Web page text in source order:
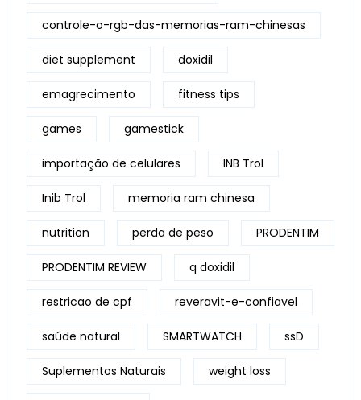
controle-o-rgb-das-memorias-ram-chinesas
diet supplement doxidil
emagrecimento fitness tips
games gamestick
importação de celulares INB Trol
Inib Trol memoria ram chinesa
nutrition perda de peso PRODENTIM
PRODENTIM REVIEW q doxidil
restricao de cpf reveravit-e-confiavel
saúde natural SMARTWATCH ssD
Suplementos Naturais weight loss